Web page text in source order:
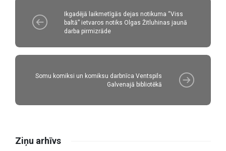
Ikgadējā laikmetīgās dejas notikuma “Viss
baltā” ietvaros notiks Olgas Žitluhinas jaunā
darba pirmizrāde
Somu komiksi un komiksu darbnīca Ventspils
Galvenajā bibliotēkā
Ziņu arhīvs